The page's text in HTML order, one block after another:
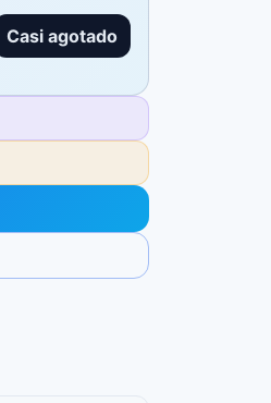
Casi agotado